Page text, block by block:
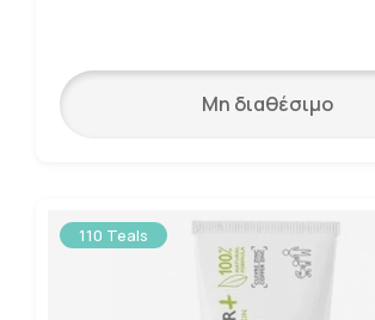
Μη διαθέσιμο
110 Teals